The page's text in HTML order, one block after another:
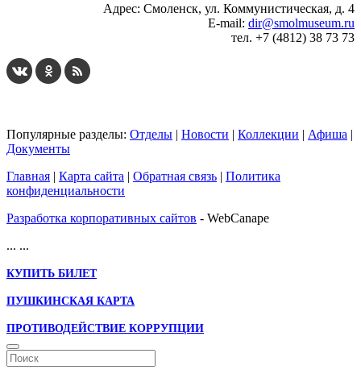
Адрес: Смоленск, ул. Коммунистическая, д. 4
E-mail: dir@smolmuseum.ru
тел. +7 (4812) 38 73 73
Популярные разделы: Отделы | Новости | Коллекции | Афиша |
Документы
Главная | Карта сайта | Обратная связь | Политика
конфиденциальности
Разработка корпоративных сайтов - WebCanape
... ...
КУПИТЬ БИЛЕТ
ПУШКИНСКАЯ КАРТА
ПРОТИВОДЕЙСТВИЕ КОРРУПЦИИ